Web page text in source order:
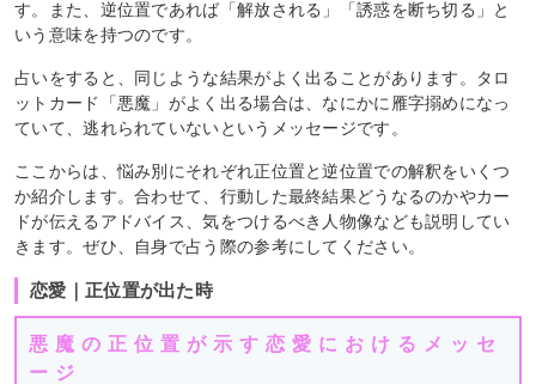
す。また、逆位置であれば「解放される」「誘惑を断ち切る」と
いう意味を持つのです。
占いをすると、同じような結果がよく出ることがあります。タロ
ットカード「悪魔」がよく出る場合は、なにかに雁字搦めになっ
ていて、逃れられていないというメッセージです。
ここからは、悩み別にそれぞれ正位置と逆位置での解釈をいくつ
か紹介します。合わせて、行動した最終結果どうなるのかやカー
ドが伝えるアドバイス、気をつけるべき人物像なども説明してい
きます。ぜひ、自身で占う際の参考にしてください。
恋愛｜正位置が出た時
悪魔の正位置が示す恋愛におけるメッセ
ージ